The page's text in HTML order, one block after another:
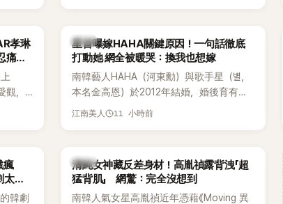
累積
具辨
孝琳
痛放
，
男
韓星
星首曝嫁HAHA關鍵原因！一句話徹底
打動她 網全被暖哭：換我也想嫁
南韓藝人HAHA（河東勳）與歌手星（별，
本名金高恩）於2012年結婚，婚後育有兩
子一女，一家五口生活幸福美滿，也是韓
步入婚姻的最大理由。
江南美人 11 小時前
瘋
太敢
韓劇
韓星
清純女神藏反差身材！高胤禎露背洩「超
猛背肌」 網驚：完全沒想到
南韓人氣女星高胤禎近年憑藉《Moving 異